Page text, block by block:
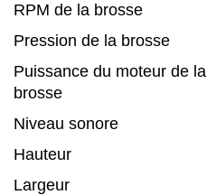
RPM de la brosse
Pression de la brosse
Puissance du moteur de la
brosse
Niveau sonore
Hauteur
Largeur